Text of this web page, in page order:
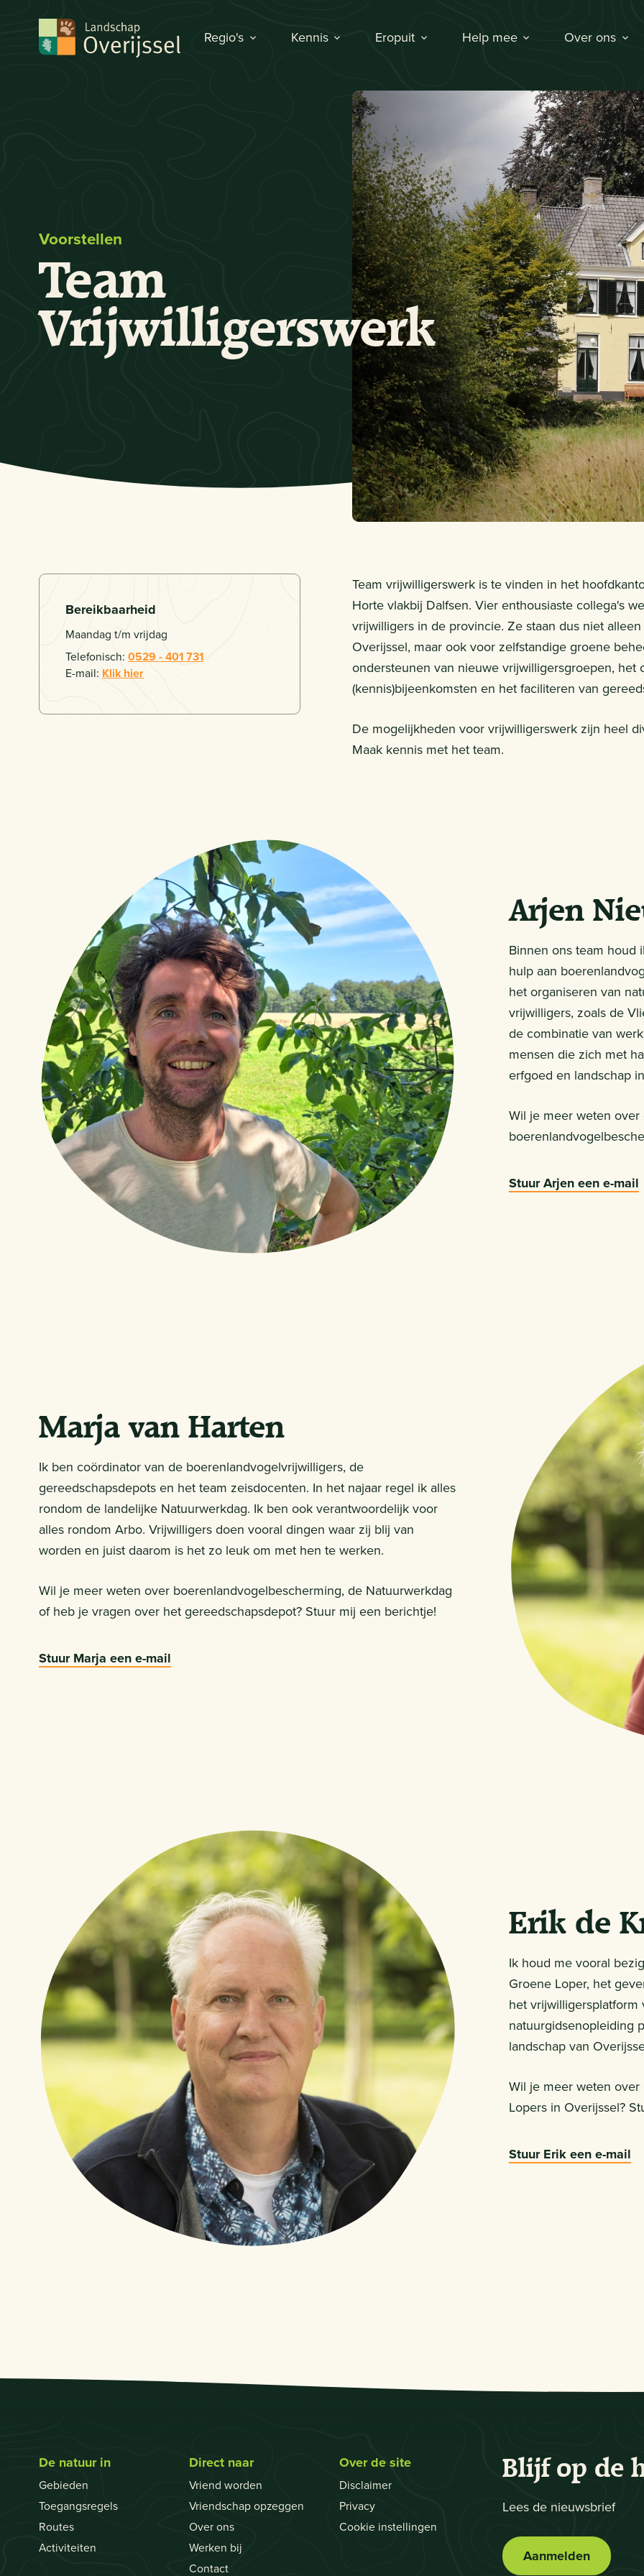
Regio's Kennis Eropuit Help mee Over ons
Voorstellen
Team
Vrijwilligerswerk
Bereikbaarheid
Maandag t/m vrijdag
Telefonisch: 0529 - 401 731
E-mail: Klik hier
Team vrijwilligerswerk is te vinden in het
Horte vlakbij Dalfsen. Vier enthousiaste collega's
vrijwilligers in de provincie. Ze staan dus niet
Overijssel, maar ook voor zelfstandige groene
ondersteunen van nieuwe vrijwilligersgroepen,
(kennis)bijeenkomsten en het faciliteren van
De mogelijkheden voor vrijwilligerswerk zijn heel
Maak kennis met het team.
Arjen
Binnen ons team houd
hulp aan
het organiseren van
vrijwilligers, zoals de
de combinatie van
mensen die zich met
erfgoed en landschap
Wil je meer weten
Stuur Arjen een e-mail
Marja van Harten
Ik ben coördinator van de boerenlandvogelvrijwilligers, de
gereedschapsdepots en het team zeisdocenten. In het najaar regel ik alles
rondom de landelijke Natuurwerkdag. Ik ben ook verantwoordelijk voor
alles rondom Arbo. Vrijwilligers doen vooral dingen waar zij blij van
worden en juist daarom is het zo leuk om met hen te werken.
Wil je meer weten over boerenlandvogelbescherming, de Natuurwerkdag
of heb je vragen over het gereedschapsdepot? Stuur mij een berichtje!
Stuur Marja een e-mail
Erik de
Ik houd me vooral
Groene Loper, het
het vrijwilligersplatform
natuurgidsenopleiding
landschap van
Wil je meer weten
Lopers in Overijssel?
Stuur Erik een e-mail
De natuur in
Gebieden
Toegangsregels
Routes
Activiteiten
Direct naar
Vriend worden
Vriendschap opzeggen
Over ons
Werken bij
Contact
Over de site
Disclaimer
Privacy
Cookie instellingen
Blijf op de
Lees de nieuwsbrief
Aanmelden